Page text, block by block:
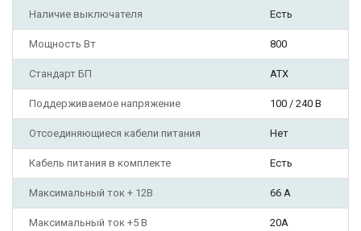
Наличие выключателя Есть
Мощность Вт 800
Стандарт БП ATX
Поддерживаемое напряжение 100 / 240 В
Отсоединяющиеся кабели питания Нет
Кабель питания в комплекте Есть
Максимальный ток + 12В 66 А
Максимальный ток +5 В 20А